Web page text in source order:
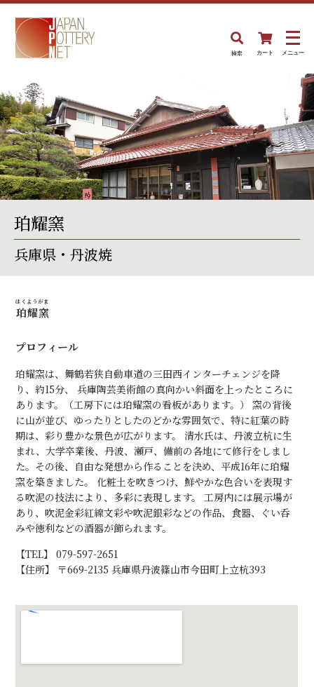
検索 カート メニュー
珀耀窯
兵庫県・丹波焼
珀耀窯
はくようがま
プロフィール
珀耀窯は、舞鶴若狭自動車道の三田西インターチェンジを降
り、約15分、 兵庫陶芸美術館の真向かい斜面を上ったところに
あります。（工房下には珀耀窯の看板があります。） 窯の背後
に山が並び、ゆったりとしたのどかな雰囲気で、特に紅葉の時
期は、彩り豊かな景色が広がります。 清水氏は、丹波立杭に生
まれ、大学卒業後、丹波、瀬戸、備前の各地にて修行をしまし
た。その後、自由な発想から作ることを決め、平成16年に珀耀
窯を築きました。 化粧土を吹きつけ、鮮やかな色合いを表現す
る吹泥の技法により、多彩に表現します。 工房内には展示場が
あり、吹泥金彩紅線文彩や吹泥銀彩などの作品、食器、ぐい呑
みや徳利などの酒器が飾られます。
【TEL】 079-597-2651
【住所】 〒669-2135 兵庫県丹波篠山市今田町上立杭393